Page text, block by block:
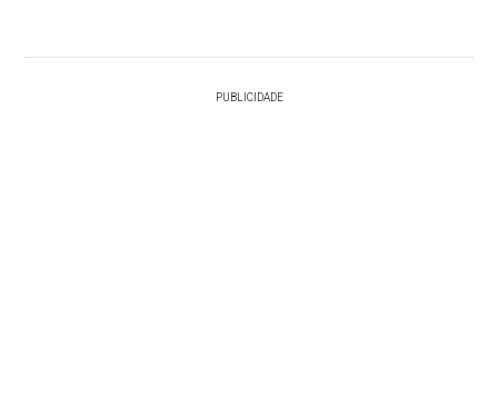
PUBLICIDADE